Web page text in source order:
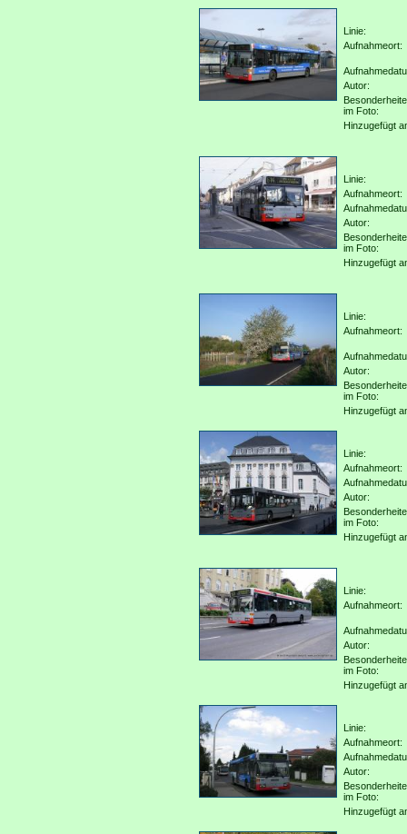
Linie:
Aufnahmeort:
Autor:
im Foto:
Hinzugefügt
Linie:
Aufnahmeort:
Autor:
im Foto:
Hinzugefügt
Linie:
Aufnahmeort:
Autor:
im Foto:
Hinzugefügt
Linie:
Aufnahmeort:
Autor:
im Foto:
Hinzugefügt
Linie:
Aufnahmeort:
Autor:
im Foto:
Hinzugefügt
Linie:
Aufnahmeort:
Autor:
im Foto:
Hinzugefügt